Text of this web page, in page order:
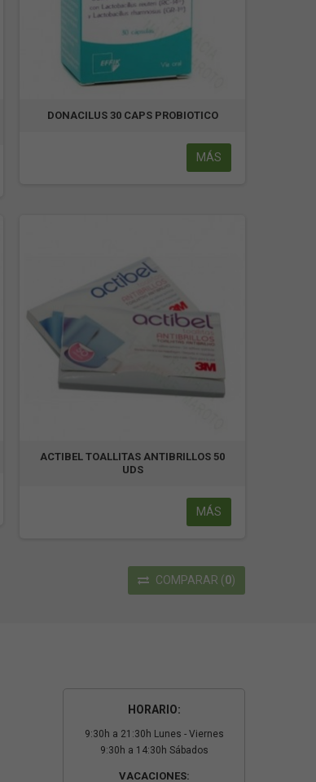
DONACILUS 30 CAPS PROBIOTICO
MÁS
ACTIBEL TOALLITAS ANTIBRILLOS 50
UDS
MÁS
COMPARAR (0)
HORARIO:
9:30h a 21:30h Lunes - Viernes
9:30h a 14:30h Sábados
VACACIONES: